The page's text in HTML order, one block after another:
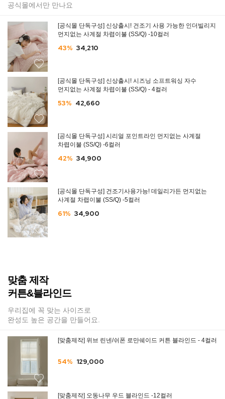
공식몰에서만 만나요
[공식몰 단독구성] 신상출시! 건조기 사용 가능한 인더빌리지
먼지없는 사계절 차렵이불 (SS/Q) -10컬러
43% 34,210
[공식몰 단독구성] 신상출시! 시즈닝 소프트워싱 자수
먼지없는 사계절 차렵이불 (SS/Q) - 4컬러
53% 42,660
[공식몰 단독구성] 시리얼 포인트라인 먼지없는 사계절
차렵이불 (SS/Q) -6컬러
42% 34,900
[공식몰 단독구성] 건조기사용가능! 데일리가든 먼지없는
사계절 차렵이불 (SS/Q) -5컬러
61% 34,900
맞춤 제작
커튼&블라인드
우리집에 꼭 맞는 사이즈로
완성도 높은 공간을 만들어요.
[맞춤제작] 위브 린넨/쉬폰 로만쉐이드 커튼 블라인드 - 4컬러
54% 129,000
[맞춤제작] 오동나무 우드 블라인드 -12컬러